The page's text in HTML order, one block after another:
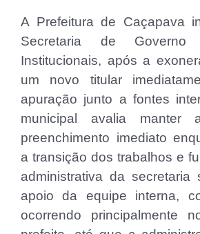
A Prefeitura de Caçapava
Secretaria de
Institucionais, após a
um novo titular
apuração junto a fontes
municipal avalia manter
preenchimento imediato
a transição dos trabalhos e
administrativa da secretaria
apoio da equipe interna,
ocorrendo principalmente